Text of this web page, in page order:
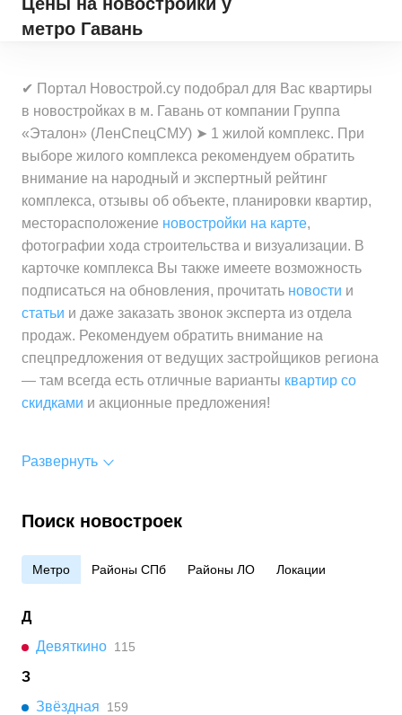
метро Гавань
✔ Портал Новострой.су подобрал для Вас квартиры
в новостройках в м. Гавань от компании Группа
«Эталон» (ЛенСпецСМУ) ➤ 1 жилой комплекс. При
выборе жилого комплекса рекомендуем обратить
внимание на народный и экспертный рейтинг
комплекса, отзывы об объекте, планировки квартир,
месторасположение новостройки на карте,
фотографии хода строительства и визуализации. В
карточке комплекса Вы также имеете возможность
подписаться на обновления, прочитать новости и
статьи и даже заказать звонок эксперта из отдела
продаж. Рекомендуем обратить внимание на
спецпредложения от ведущих застройщиков региона
— там всегда есть отличные варианты квартир со
скидками и акционные предложения!
Развернуть
Поиск новостроек
Метро Районы СПб Районы ЛО Локации
Д
Девяткино 115
З
Звёздная
159